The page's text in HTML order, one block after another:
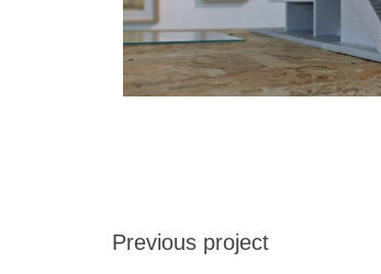
Previous project